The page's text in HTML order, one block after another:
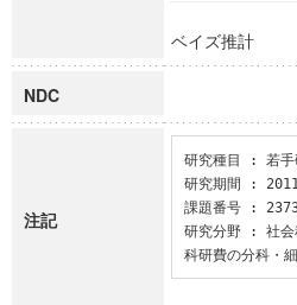
ベイズ推計
NDC
注記
研究種目 : 若手
研究期間 :
課題番号 :
研究分野 : 社会
科研費の分科・